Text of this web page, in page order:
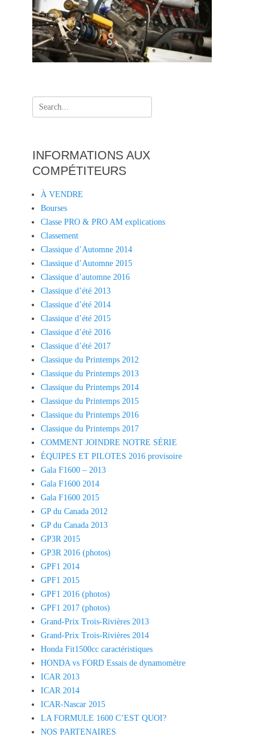
Search
for:
INFORMATIONS AUX
COMPÉTITEURS
À VENDRE
Bourses
Classe PRO & PRO AM explications
Classement
Classique d’Automne 2014
Classique d’Automne 2015
Classique d’automne 2016
Classique d’été 2013
Classique d’été 2014
Classique d’été 2015
Classique d’été 2016
Classique d’été 2017
Classique du Printemps 2012
Classique du Printemps 2013
Classique du Printemps 2014
Classique du Printemps 2015
Classique du Printemps 2016
Classique du Printemps 2017
COMMENT JOINDRE NOTRE SÉRIE
ÉQUIPES ET PILOTES 2016 provisoire
Gala F1600 – 2013
Gala F1600 2014
Gala F1600 2015
GP du Canada 2012
GP du Canada 2013
GP3R 2015
GP3R 2016 (photos)
GPF1 2014
GPF1 2015
GPF1 2016 (photos)
GPF1 2017 (photos)
Grand-Prix Trois-Rivières 2013
Grand-Prix Trois-Rivières 2014
Honda Fit1500cc caractéristiques
HONDA vs FORD Essais de dynamomètre
ICAR 2013
ICAR 2014
ICAR-Nascar 2015
LA FORMULE 1600 C’EST QUOI?
NOS PARTENAIRES